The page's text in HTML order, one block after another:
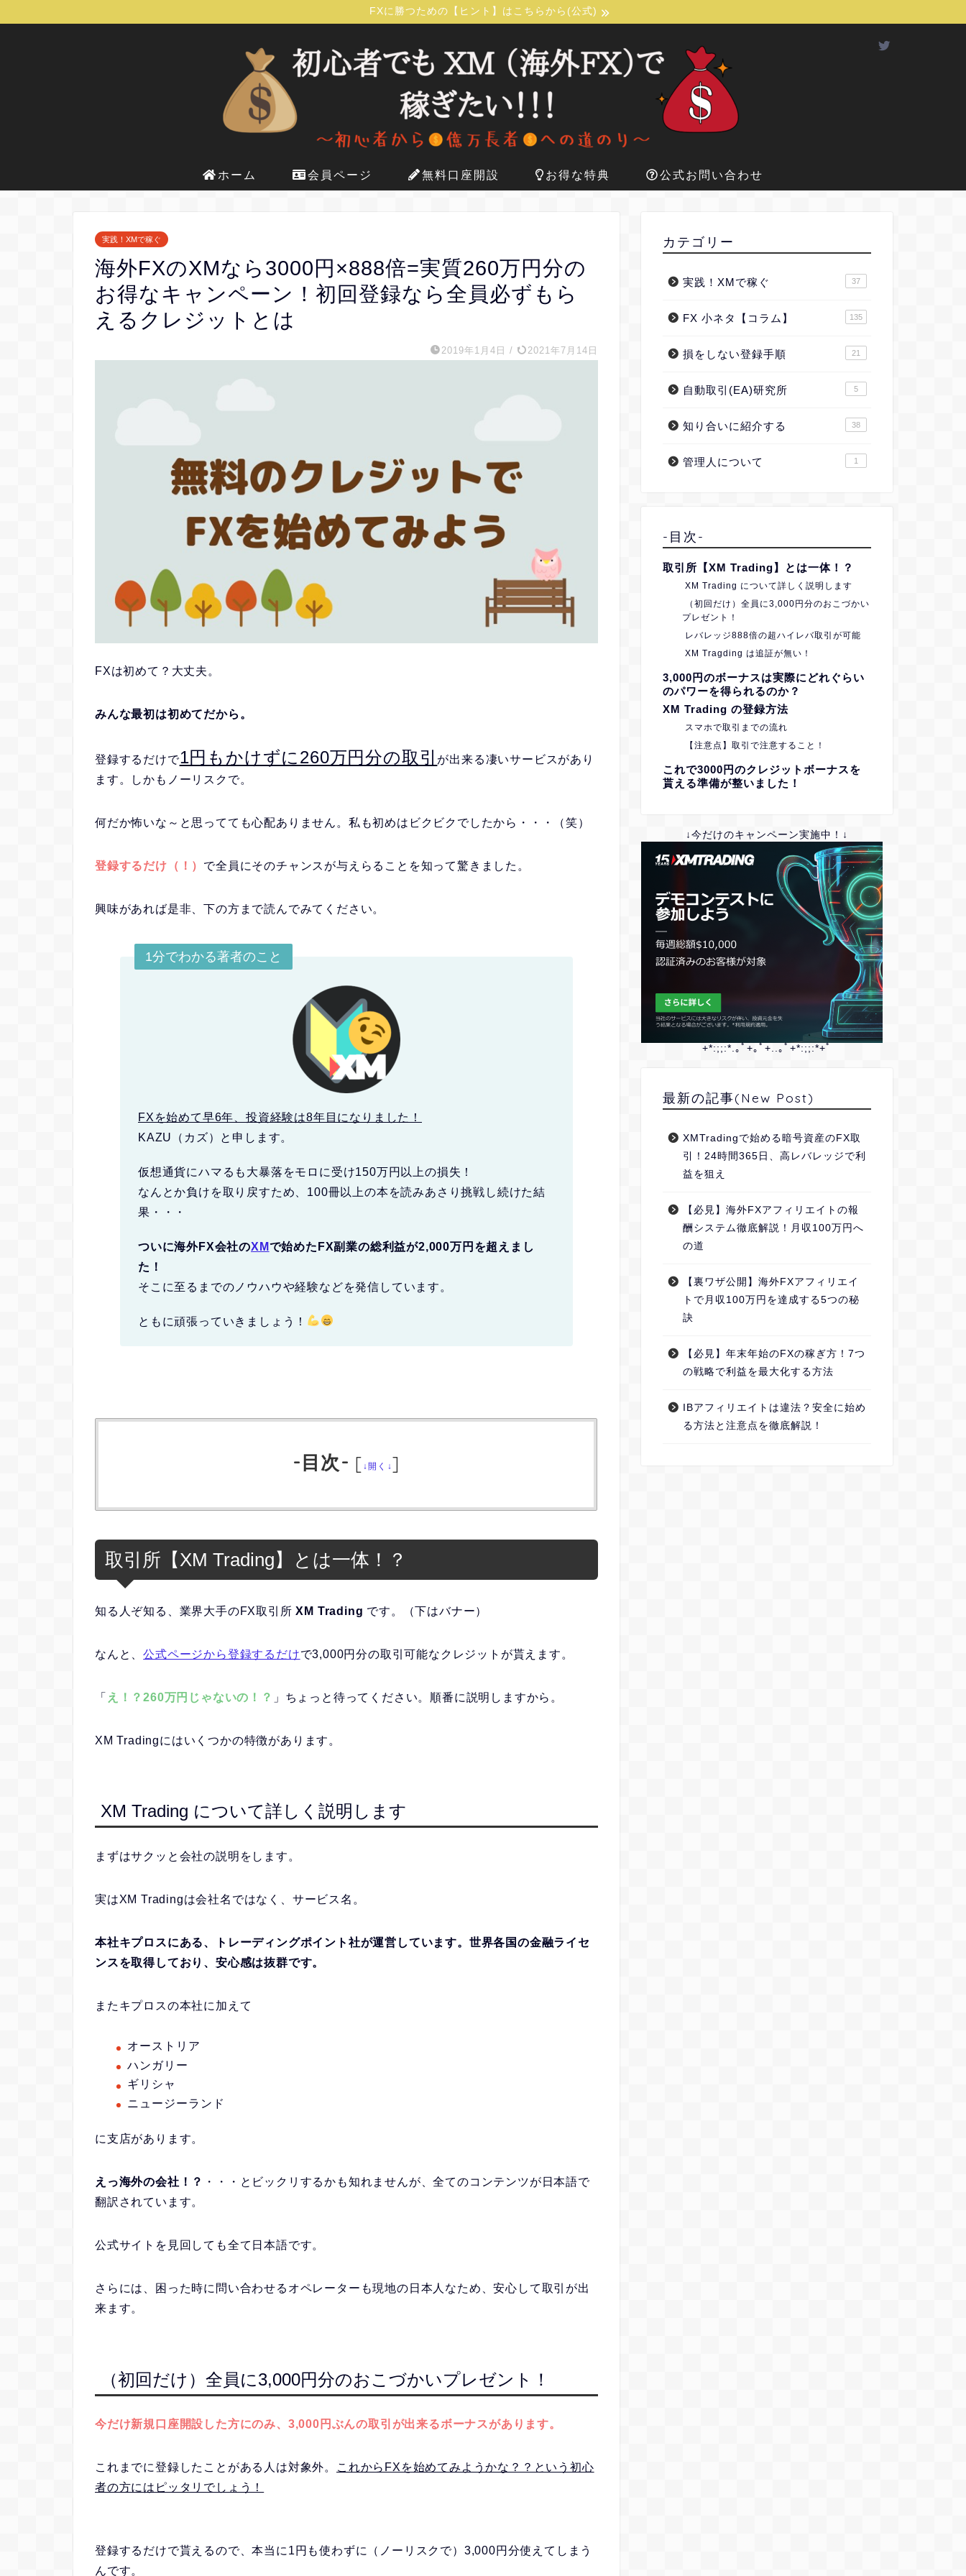
FXに勝つための【ヒント】はこちらから(公式)
ホーム 会員ページ 無料口座開設 お得な特典 公式お問い合わせ
実践！XMで稼ぐ
海外FXのXMなら3000円×888倍=実質260万円分の
お得なキャンペーン！初回登録なら全員必ずもら
えるクレジットとは
2019年1月4日 / 2021年7月14日
FXは初めて？大丈夫。
みんな最初は初めてだから。
登録するだけで1円もかけずに260万円分の取引 が出来る凄いサービスがあり
ます。しかもノーリスクで。
何だか怖いな～と思ってても心配ありません。私も初めはビクビクでしたから・・・（笑）
登録するだけ（！） で全員にそのチャンスが与えらることを知って驚きました。
興味があれば是非、下の方まで読んでみてください。
1分でわかる著者のこと
FXを始めて早6年、投資経験は8年目になりました！
KAZU（カズ）と申します。
仮想通貨にハマるも大暴落をモロに受け150万円以上の損失！
なんとか負けを取り戻すため、100冊以上の本を読みあさり挑戦し続けた結
果・・・
ついに海外FX会社のXMで始めたFX副業の総利益が2,000万円を超えまし
た！
そこに至るまでのノウハウや経験などを発信しています。
ともに頑張っていきましょう！
-目次- [ ↓開く↓]
取引所【XM Trading】とは一体！？
知る人ぞ知る、業界大手のFX取引所XM Trading です。（下はバナー）
なんと、公式ページから登録するだけで3,000円分の取引可能なクレジットが貰えます。
「 え！？260万円じゃないの！？ 」ちょっと待ってください。順番に説明しますから。
XM Tradingにはいくつかの特徴があります。
XM Trading について詳しく説明します
まずはサクッと会社の説明をします。
実はXM Tradingは会社名ではなく、サービス名。
本社キプロスにある、トレーディングポイント社が運営しています。世界各国の金融ライセ
ンスを取得しており、安心感は抜群です。
またキプロスの本社に加えて
オーストリア
ハンガリー
ギリシャ
ニュージーランド
に支店があります。
えっ海外の会社！？
・・・とビックリするかも知れませんが、全てのコンテンツが日本語で
翻訳されています。
公式サイトを見回しても全て日本語です。
さらには、困った時に問い合わせるオペレーターも現地の日本人なため、安心して取引が出
来ます。
（初回だけ）全員に3,000円分のおこづかいプレゼント！
今だけ新規口座開設した方にのみ、3,000円ぶんの取引が出来るボーナスがあります。
これまでに登録したことがある人は対象外。
これからFXを始めてみようかな？？という初心
者の方にはピッタリでしょう！
登録するだけで貰えるので、本当に1円も使わずに（ノーリスクで）3,000円分使えてしまう
んです。
カテゴリー
実践！XMで稼ぐ 37
FX 小ネタ【コラム】 135
損をしない登録手順 21
自動取引(EA)研究所 5
知り合いに紹介する 38
管理人について 1
-目次-
取引所【XM Trading】とは一体！？
XM Trading について詳しく説明します
（初回だけ）全員に3,000円分のおこづかい
プレゼント！
レバレッジ888倍の超ハイレバ取引が可能
XM Tragding は追証が無い！
3,000円のボーナスは実際にどれぐらい
のパワーを得られるのか？
XM Trading の登録方法
スマホで取引までの流れ
【注意点】取引で注意すること！
これで3000円のクレジットボーナスを
貰える準備が整いました！
↓今だけのキャンペーン実施中！↓
+*:;;:*.｡ﾟ+｡ﾟ+..｡ﾟ+*:;;:*+ﾟ
最新の記事(New Post)
XMTradingで始める暗号資産のFX取
引！24時間365日、高レバレッジで利
益を狙え
【必見】海外FXアフィリエイトの報
酬システム徹底解説！月収100万円へ
の道
【裏ワザ公開】海外FXアフィリエイ
トで月収100万円を達成する5つの秘
訣
【必見】年末年始のFXの稼ぎ方！7つ
の戦略で利益を最大化する方法
IBアフィリエイトは違法？安全に始め
る方法と注意点を徹底解説！